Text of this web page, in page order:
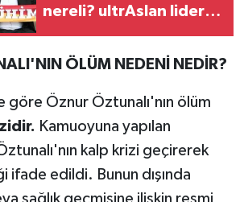
nereli? ultrAslan lideri
gözaltına alındı
ÖLÜM NEDENİ NEDİR?
Öznur Öztunalı'nın ölüm
Kamuoyuna yapılan
kalp krizi geçirerek
ifade edildi. Bunun dışında